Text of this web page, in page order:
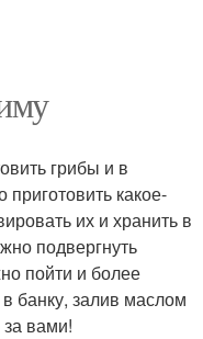
грибы и в
какое-
их и хранить в
подвергнуть
пойти и более
банку, залив маслом
вами!